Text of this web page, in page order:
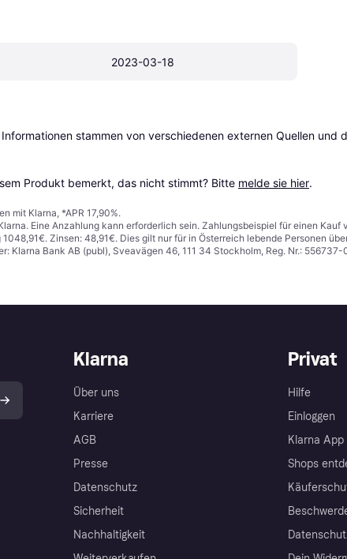
2023-03-18
stammen von verschiedenen externen Quellen und
Produkt bemerkt, das nicht stimmt? Bitte melde sie hier.
mit Klarna, *APR 17,90%.
Eine Anzahlung kann erforderlich sein. Zahlungsbeispiel für einen
1048,91€. Zinsen: 48,91€. Dies gilt nur für in Österreich lebende Personen
Klarna Bank AB (publ), Sveavägen 46, 111 34 Stockholm, Reg. Nr.:
Klarna
Über uns
Karriere
AGB
Presse
Datenschutz
Sicherheit
Nachhaltigkeit
Privat
Hilfe
Einloggen
Klarna App
Shops